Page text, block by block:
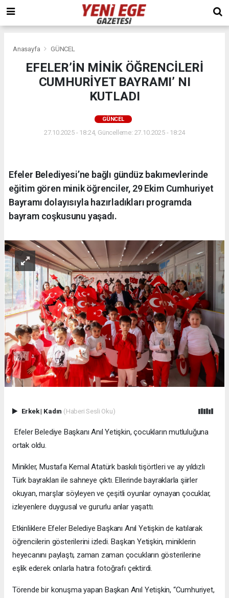
Anasayfa GÜNCEL
EFELER’İN MİNİK ÖĞRENCİLERİ
CUMHURİYET BAYRAMI’ NI
KUTLADI
GÜNCEL
27.10.2025 - 18:24, Güncelleme: 27.10.2025 - 18:24
Efeler Belediyesi’ne bağlı gündüz bakımevlerinde
eğitim gören minik öğrenciler, 29 Ekim Cumhuriyet
Bayramı dolayısıyla hazırladıkları programda
bayram coşkusunu yaşadı.
Erkek| Kadın (Haberi Sesli Oku)
Efeler Belediye Başkanı Anıl Yetişkin, çocukların mutluluğuna
ortak oldu.
Minikler, Mustafa Kemal Atatürk baskılı tişörtleri ve ay yıldızlı
Türk bayrakları ile sahneye çıktı. Ellerinde bayraklarla şiirler
okuyan, marşlar söyleyen ve çeşitli oyunlar oynayan çocuklar,
izleyenlere duygusal ve gururlu anlar yaşattı.
Etkinliklere Efeler Belediye Başkanı Anıl Yetişkin de katılarak
öğrencilerin gösterilerini izledi. Başkan Yetişkin, miniklerin
heyecanını paylaştı, zaman zaman çocukların gösterilerine
eşlik ederek onlarla hatıra fotoğrafı çektirdi.
Törende bir konuşma yapan Başkan Anıl Yetişkin, “Cumhuriyet,